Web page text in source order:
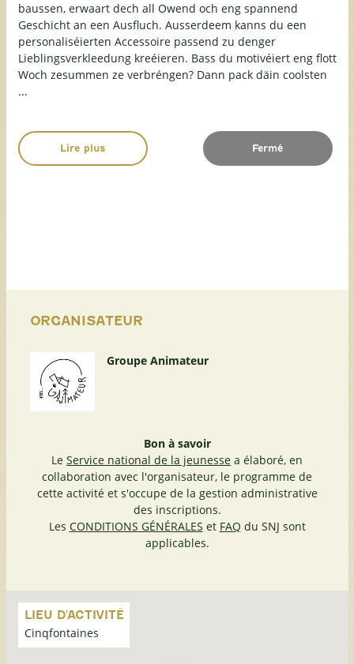
baussen, erwaart dech all Owend och eng spannend
Geschicht an een Ausfluch. Ausserdeem kanns du een
personaliséierten Accessoire passend zu denger
Lieblingsverkleedung kreéieren. Bass du motivéiert eng flott
Woch zesummen ze verbréngen? Dann pack däin coolsten
...
Lire plus Fermé
ORGANISATEUR
Groupe Animateur
Bon à savoir
Le Service national de la jeunesse a élaboré, en
collaboration avec l'organisateur, le programme de
cette activité et s'occupe de la gestion administrative
des inscriptions.
Les CONDITIONS GÉNÉRALES et FAQ du SNJ sont
applicables.
LIEU D'ACTIVITÉ
Cinqfontaines
Passer
carte